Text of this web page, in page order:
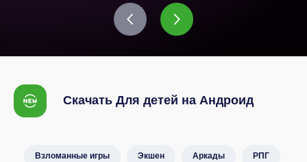
Скачать Для детей на Андроид
Взломанные игры Экшен Аркады РПГ